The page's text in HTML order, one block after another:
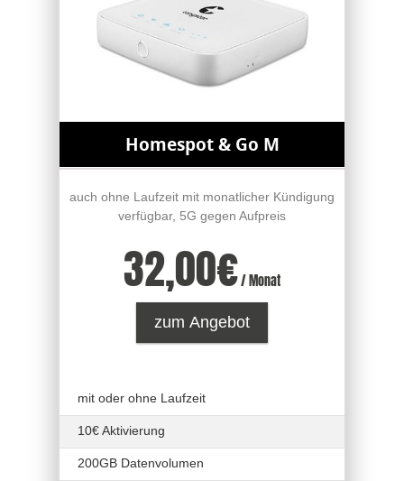
Homespot & Go M
auch ohne Laufzeit mit monatlicher Kündigung
verfügbar, 5G gegen Aufpreis
32,00€/ Monat
zum Angebot
mit oder ohne Laufzeit
10€ Aktivierung
200GB Datenvolumen